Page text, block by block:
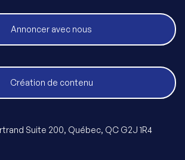
Annoncer avec nous
Création de contenu
Suite 200, Québec, QC G2J 1R4